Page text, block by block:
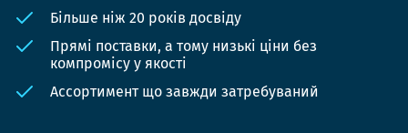
Більше ніж 20 років досвіду
Прямі поставки, а тому низькі ціни без
компромісу у якості
Ассортимент що завжди затребуваний